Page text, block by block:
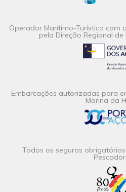
Operador Marítimo-Turístico com
pela Direção Regional
Embarcações autorizadas para
Marina da
Todos os seguros